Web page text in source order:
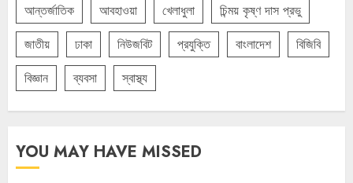
আন্তর্জাতিক
আবহাওয়া খেলাধুলা
চিন্ময় কৃষ্ণ দাস প্রভু
জাতীয়
ঢাকা নিউজবিট প্রযুক্তি বাংলাদেশ
বিজিবি
বিজ্ঞান
ব্যবসা স্বাস্থ্য
YOU MAY HAVE MISSED